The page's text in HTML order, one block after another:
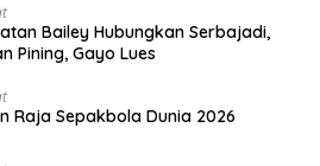
Bailey Hubungkan Serbajadi,
Pining, Gayo Lues
Raja Sepakbola Dunia 2026